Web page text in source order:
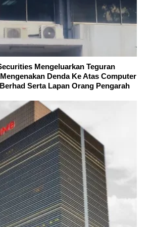
Mengeluarkan Teguran
Denda Ke Atas Computer
Serta Lapan Orang Pengarah